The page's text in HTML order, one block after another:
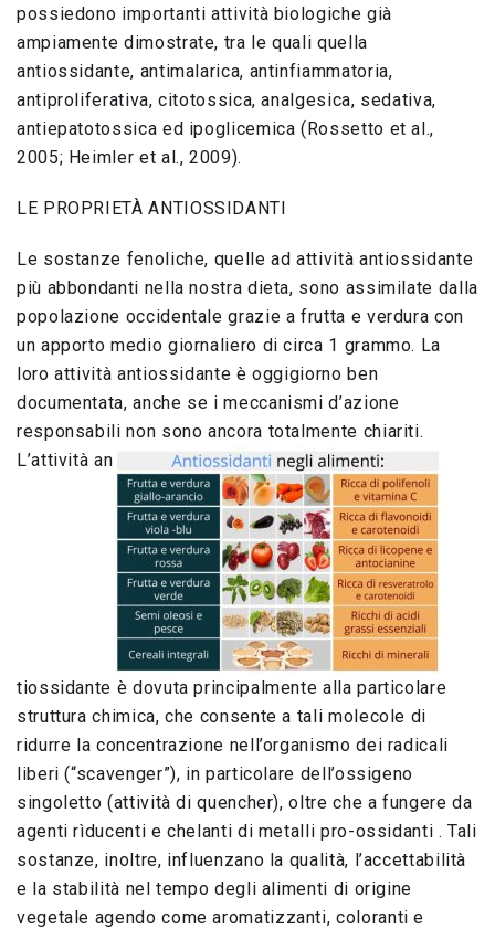
possiedono importanti attività biologiche già
ampiamente dimostrate, tra le quali quella
antiossidante, antimalarica, antinfiammatoria,
antiproliferativa, citotossica, analgesica, sedativa,
antiepatotossica ed ipoglicemica (Rossetto et al.,
2005; Heimler et al., 2009).
LE PROPRIETÀ ANTIOSSIDANTI
Le sostanze fenoliche, quelle ad attività antiossidante
più abbondanti nella nostra dieta, sono assimilate dalla
popolazione occidentale grazie a frutta e verdura con
un apporto medio giornaliero di circa 1 grammo. La
loro attività antiossidante è oggigiorno ben
documentata, anche se i meccanismi d’azione
responsabili non sono ancora totalmente chiariti.
L’attività an
tiossidante è dovuta principalmente alla particolare
struttura chimica, che consente a tali molecole di
ridurre la concentrazione nell’organismo dei radicali
liberi (“scavenger”), in particolare dell’ossigeno
singoletto (attività di quencher), oltre che a fungere da
agenti rìducenti e chelanti di metalli pro-ossidanti . Tali
sostanze, inoltre, influenzano la qualità, l’accettabilità
e la stabilità nel tempo degli alimenti di origine
vegetale agendo come aromatizzanti, coloranti e